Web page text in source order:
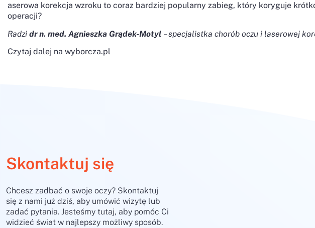
aserowa korekcja wzroku to coraz bardziej popularny zabieg, który koryguje
operacji?
Radzi dr n. med. Agnieszka Grądek-Motyl – specjalistka chorób oczu i laserowej
Czytaj dalej na wyborcza.pl
Skontaktuj się
Chcesz zadbać o swoje oczy? Skontaktuj
się z nami już dziś, aby umówić wizytę lub
zadać pytania. Jesteśmy tutaj, aby pomóc Ci
widzieć świat w najlepszy możliwy sposób.